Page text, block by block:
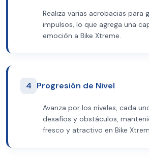
Realiza varias acrobacias para
impulsos, lo que agrega una
emoción a Bike Xtreme.
4 Progresión de Nivel
Avanza por los niveles, cada
desafíos y obstáculos,
fresco y atractivo en Bike